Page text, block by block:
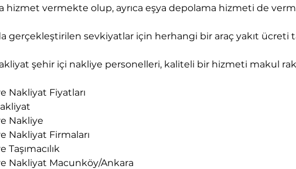
hizmet vermekte olup, ayrıca eşya depolama hizmeti de
gerçekleştirilen sevkiyatlar için herhangi bir araç yakıt
şehir içi nakliye personelleri, kaliteli bir hizmeti makul
Nakliyat Fiyatları
Nakliye
Nakliyat Firmaları
Taşımacılık
Nakliyat Macunköy/Ankara